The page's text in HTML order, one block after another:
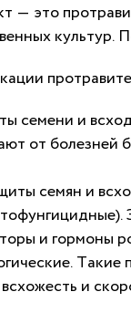
— это
семени и
от болезней
семян и
и гормоны
.Такие
всхожесть и